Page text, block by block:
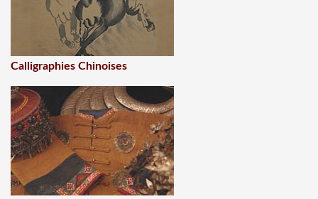
Calligraphies Chinoises